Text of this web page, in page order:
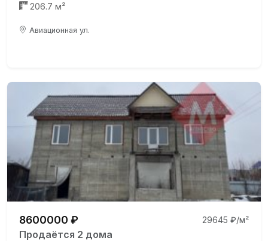
206.7 м²
Авиационная ул.
8600000 ₽ 29645 ₽/м²
Продаётся 2 дома